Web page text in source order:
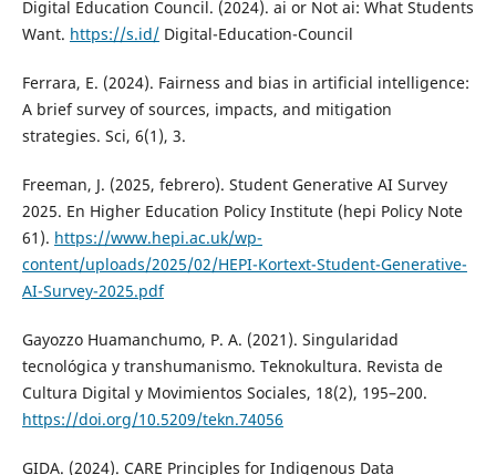
Digital Education Council. (2024). ai or Not ai: What Students
Want. https://s.id/Digital-Education-Council
Ferrara, E. (2024). Fairness and bias in artificial intelligence:
A brief survey of sources, impacts, and mitigation
strategies. Sci, 6(1), 3.
Freeman, J. (2025, febrero). Student Generative AI Survey
2025. En Higher Education Policy Institute (hepi Policy Note
61). https://www.hepi.ac.uk/wp-
content/uploads/2025/02/HEPI-Kortext-Student-Generative-
AI-Survey-2025.pdf
Gayozzo Huamanchumo, P. A. (2021). Singularidad
tecnológica y transhumanismo. Teknokultura. Revista de
Cultura Digital y Movimientos Sociales, 18(2), 195–200.
https://doi.org/10.5209/tekn.74056
GIDA. (2024). CARE Principles for Indigenous Data